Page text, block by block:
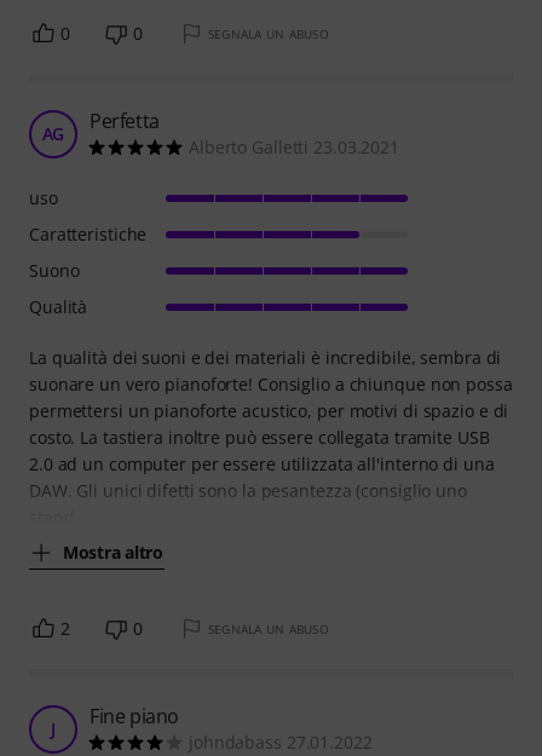
0 0 SEGNALA UN ABUSO
AG Perfetta
Alberto Galletti 23.03.2021
La qualità dei suoni e dei materiali è incredibile, sembra di
suonare un vero pianoforte! Consiglio a chiunque non possa
permettersi un pianoforte acustico, per motivi di spazio e di
costo. La tastiera inoltre può essere collegata tramite USB
2.0 ad un computer per essere utilizzata all'interno di una
DAW. Gli unici difetti sono la pesantezza (consiglio uno
Mostra altro
uso
Caratteristiche
Suono
Qualità
2 0 SEGNALA UN ABUSO
J Fine piano
johndabass 27.01.2022